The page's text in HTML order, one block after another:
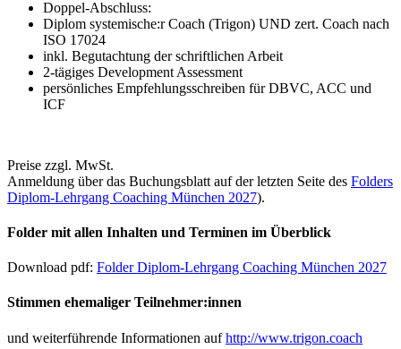
Doppel-Abschluss:
Diplom systemische:r Coach (Trigon) UND zert. Coach nach
ISO 17024
inkl. Begutachtung der schriftlichen Arbeit
2-tägiges Development Assessment
persönliches Empfehlungsschreiben für DBVC, ACC und
ICF
Preise zzgl. MwSt.
Anmeldung über das Buchungsblatt auf der letzten Seite des Folders
Diplom-Lehrgang Coaching München 2027).
Folder mit allen Inhalten und Terminen im Überblick
Download pdf: Folder Diplom-Lehrgang Coaching München 2027
Stimmen ehemaliger Teilnehmer:innen
und weiterführende Informationen aufhttp://www.trigon.coach